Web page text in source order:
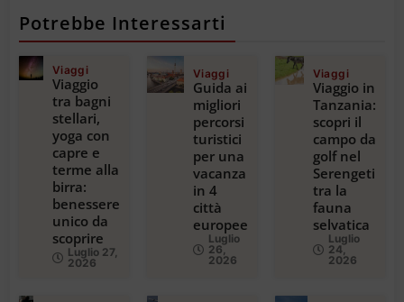
Potrebbe Interessarti
Viaggi
Viaggio
tra bagni
stellari,
yoga con
capre e
terme alla
birra:
benessere
unico da
scoprire
Luglio 27,
2026
Viaggi
Guida ai
migliori
percorsi
turistici
per una
vacanza
in 4
città
europee
Luglio
26,
2026
Viaggi
Viaggio in
Tanzania:
scopri il
campo da
golf nel
Serengeti
tra la
fauna
selvatica
Luglio
24,
2026